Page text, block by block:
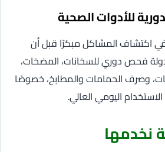
للأدوات الصحية
في اكتشاف المشاكل مبكرًا قبل أن
فحص دوري للسخانات، المضخات،
وصرف الحمامات والمطابخ، خصوصًا
اليومي العالي.
نخدمها